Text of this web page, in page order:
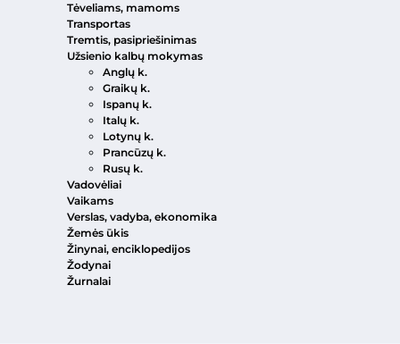
Tėveliams, mamoms
Transportas
Tremtis, pasipriešinimas
Užsienio kalbų mokymas
Anglų k.
Graikų k.
Ispanų k.
Italų k.
Lotynų k.
Prancūzų k.
Rusų k.
Vadovėliai
Vaikams
Verslas, vadyba, ekonomika
Žemės ūkis
Žinynai, enciklopedijos
Žodynai
Žurnalai